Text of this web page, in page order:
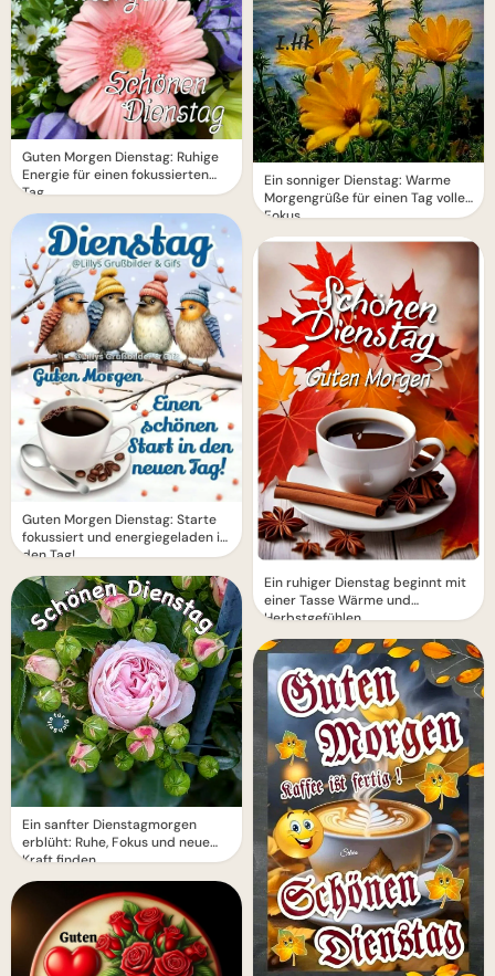
Guten Morgen Dienstag: Ruhige
Energie für einen fokussierten
Tag
Guten Morgen Dienstag: Starte
fokussiert und energiegeladen in
den Tag!
Ein sanfter Dienstagmorgen
erblüht: Ruhe, Fokus und neue
Kraft finden
Ein sonniger Dienstag: Warme
Morgengrüße für einen Tag voller
Fokus
Ein ruhiger Dienstag beginnt mit
einer Tasse Wärme und
Herbstgefühlen